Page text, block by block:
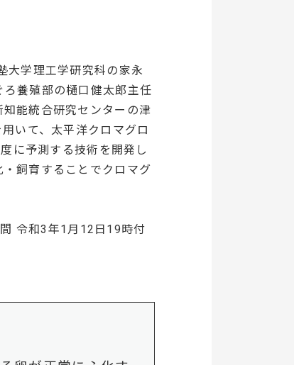
大学理工学研究科の家永
養殖部の樋口健太郎主任
能統合研究センターの津
用いて、太平洋クロマグロ
に予測する技術を開発し
飼育することでクロマグ
令和3年1月12日19時付